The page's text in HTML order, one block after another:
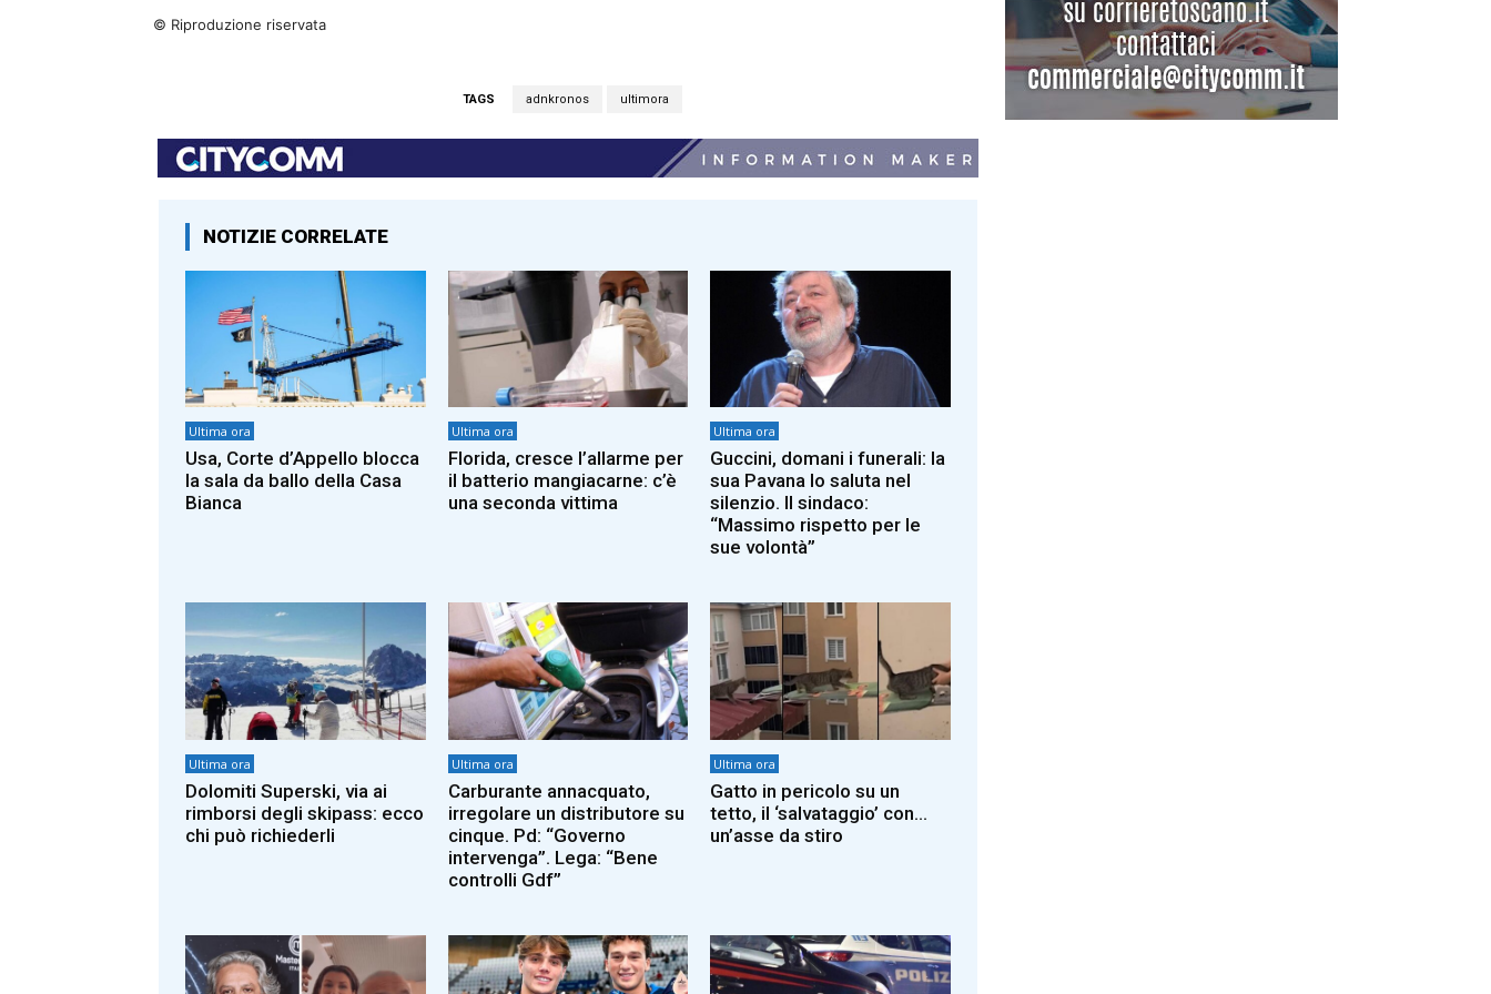
© Riproduzione riservata
TAGS adnkronos ultimora
NOTIZIE CORRELATE
Ultima ora
Usa, Corte d’Appello blocca
la sala da ballo della Casa
Bianca
Ultima ora
Florida, cresce l’allarme per
il batterio mangiacarne: c’è
una seconda vittima
Ultima ora
Guccini, domani i funerali: la
sua Pavana lo saluta nel
silenzio. Il sindaco:
“Massimo rispetto per le
sue volontà”
Ultima ora
Dolomiti Superski, via ai
rimborsi degli skipass: ecco
chi può richiederli
Ultima ora
Carburante annacquato,
irregolare un distributore su
cinque. Pd: “Governo
intervenga”. Lega: “Bene
controlli Gdf”
Ultima ora
Gatto in pericolo su un
tetto, il ‘salvataggio’ con…
un’asse da stiro